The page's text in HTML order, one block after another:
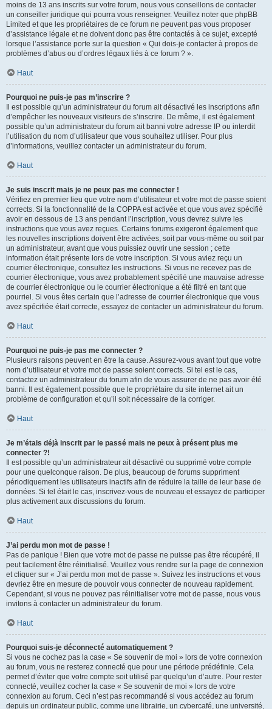
moins de 13 ans inscrits sur votre forum, nous vous conseillons de contacter
un conseiller juridique qui pourra vous renseigner. Veuillez noter que phpBB
Limited et que les propriétaires de ce forum ne peuvent pas vous proposer
d’assistance légale et ne doivent donc pas être contactés à ce sujet, excepté
lorsque l’assistance porte sur la question « Qui dois-je contacter à propos de
problèmes d’abus ou d’ordres légaux liés à ce forum ? ».
Haut
Pourquoi ne puis-je pas m’inscrire ?
Il est possible qu’un administrateur du forum ait désactivé les inscriptions afin
d’empêcher les nouveaux visiteurs de s’inscrire. De même, il est également
possible qu’un administrateur du forum ait banni votre adresse IP ou interdit
l’utilisation du nom d’utilisateur que vous souhaitez utiliser. Pour plus
d’informations, veuillez contacter un administrateur du forum.
Haut
Je suis inscrit mais je ne peux pas me connecter !
Vérifiez en premier lieu que votre nom d’utilisateur et votre mot de passe soient
corrects. Si la fonctionnalité de la COPPA est activée et que vous avez spécifié
avoir en dessous de 13 ans pendant l’inscription, vous devrez suivre les
instructions que vous avez reçues. Certains forums exigeront également que
les nouvelles inscriptions doivent être activées, soit par vous-même ou soit par
un administrateur, avant que vous puissiez ouvrir une session ; cette
information était présente lors de votre inscription. Si vous aviez reçu un
courrier électronique, consultez les instructions. Si vous ne recevez pas de
courrier électronique, vous avez probablement spécifié une mauvaise adresse
de courrier électronique ou le courrier électronique a été filtré en tant que
pourriel. Si vous êtes certain que l’adresse de courrier électronique que vous
avez spécifiée était correcte, essayez de contacter un administrateur du forum.
Haut
Pourquoi ne puis-je pas me connecter ?
Plusieurs raisons peuvent en être la cause. Assurez-vous avant tout que votre
nom d’utilisateur et votre mot de passe soient corrects. Si tel est le cas,
contactez un administrateur du forum afin de vous assurer de ne pas avoir été
banni. Il est également possible que le propriétaire du site internet ait un
problème de configuration et qu’il soit nécessaire de la corriger.
Haut
Je m’étais déjà inscrit par le passé mais ne peux à présent plus me
connecter ?!
Il est possible qu’un administrateur ait désactivé ou supprimé votre compte
pour une quelconque raison. De plus, beaucoup de forums suppriment
périodiquement les utilisateurs inactifs afin de réduire la taille de leur base de
données. Si tel était le cas, inscrivez-vous de nouveau et essayez de participer
plus activement aux discussions du forum.
Haut
J’ai perdu mon mot de passe !
Pas de panique ! Bien que votre mot de passe ne puisse pas être récupéré, il
peut facilement être réinitialisé. Veuillez vous rendre sur la page de connexion
et cliquer sur « J’ai perdu mon mot de passe ». Suivez les instructions et vous
devriez être en mesure de pouvoir vous connecter de nouveau rapidement.
Cependant, si vous ne pouvez pas réinitialiser votre mot de passe, nous vous
invitons à contacter un administrateur du forum.
Haut
Pourquoi suis-je déconnecté automatiquement ?
Si vous ne cochez pas la case « Se souvenir de moi » lors de votre connexion
au forum, vous ne resterez connecté que pour une période prédéfinie. Cela
permet d’éviter que votre compte soit utilisé par quelqu’un d’autre. Pour rester
connecté, veuillez cocher la case « Se souvenir de moi » lors de votre
connexion au forum. Ceci n’est pas recommandé si vous accédez au forum
depuis un ordinateur public, comme une librairie, un cybercafé, une université,